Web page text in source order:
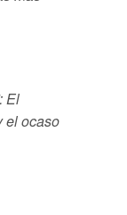
El
el ocaso